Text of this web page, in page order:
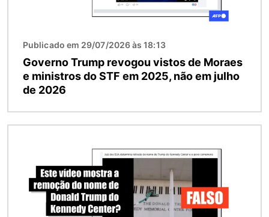
Publicado em 29/07/2026 às 18:13
Governo Trump revogou vistos de Moraes
e ministros do STF em 2025, não em julho
de 2026